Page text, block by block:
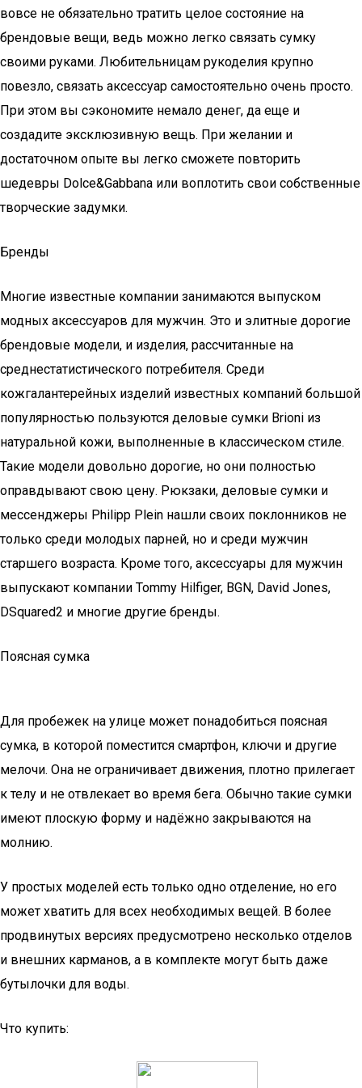
вовсе не обязательно тратить целое состояние на
брендовые вещи, ведь можно легко связать сумку
своими руками. Любительницам рукоделия крупно
повезло, связать аксессуар самостоятельно очень просто.
При этом вы сэкономите немало денег, да еще и
создадите эксклюзивную вещь. При желании и
достаточном опыте вы легко сможете повторить
шедевры Dolce&Gabbana или воплотить свои собственные
творческие задумки.
Бренды
Многие известные компании занимаются выпуском
модных аксессуаров для мужчин. Это и элитные дорогие
брендовые модели, и изделия, рассчитанные на
среднестатистического потребителя. Среди
кожгалантерейных изделий известных компаний большой
популярностью пользуются деловые сумки Brioni из
натуральной кожи, выполненные в классическом стиле.
Такие модели довольно дорогие, но они полностью
оправдывают свою цену. Рюкзаки, деловые сумки и
мессенджеры Philipp Plein нашли своих поклонников не
только среди молодых парней, но и среди мужчин
старшего возраста. Кроме того, аксессуары для мужчин
выпускают компании Tommy Hilfiger, BGN, David Jones,
DSquared2 и многие другие бренды.
Поясная сумка
Для пробежек на улице может понадобиться поясная
сумка, в которой поместится смартфон, ключи и другие
мелочи. Она не ограничивает движения, плотно прилегает
к телу и не отвлекает во время бега. Обычно такие сумки
имеют плоскую форму и надёжно закрываются на
молнию.
У простых моделей есть только одно отделение, но его
может хватить для всех необходимых вещей. В более
продвинутых версиях предусмотрено несколько отделов
и внешних карманов, а в комплекте могут быть даже
бутылочки для воды.
Что купить: